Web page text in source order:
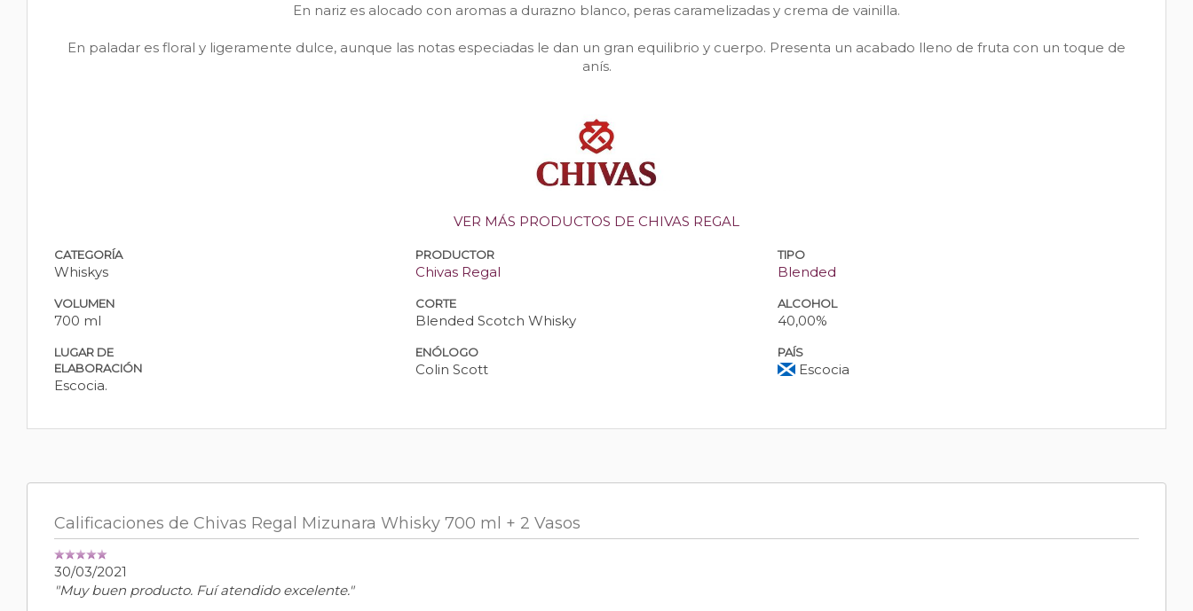
En nariz es alocado con aromas a durazno blanco, peras caramelizadas y crema de vainilla.
En paladar es floral y ligeramente dulce, aunque las notas especiadas le dan un gran equilibrio y cuerpo. Presenta un acabado lleno de fruta con un toque de
anís.
VER MÁS PRODUCTOS DE CHIVAS REGAL
CATEGORÍA
Whiskys
PRODUCTOR
Chivas Regal
TIPO
Blended
VOLUMEN
700 ml
CORTE
Blended Scotch Whisky
ALCOHOL
40,00%
LUGAR DE
ELABORACIÓN
Escocia.
ENÓLOGO
Colin Scott
PAÍS
Escocia
Calificaciones de Chivas Regal Mizunara Whisky 700 ml + 2 Vasos
30/03/2021
"Muy buen producto. Fuí atendido excelente."